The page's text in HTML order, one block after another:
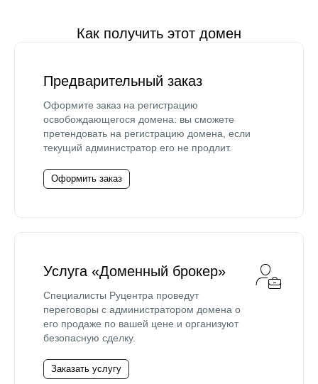
Как получить этот домен
Предварительный заказ
Оформите заказ на регистрацию
освобождающегося домена: вы сможете
претендовать на регистрацию домена, если
текущий администратор его не продлит.
Оформить заказ
Услуга «Доменный брокер»
Специалисты Руцентра проведут
переговоры с администратором домена о
его продаже по вашей цене и организуют
безопасную сделку.
Заказать услугу